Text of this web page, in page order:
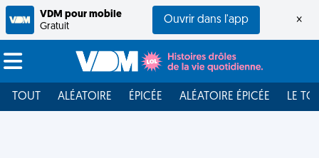
VDM pour mobile
Gratuit
Ouvrir dans l'app ×
TOUT ALÉATOIRE ÉPICÉE ALÉATOIRE ÉPICÉE LE